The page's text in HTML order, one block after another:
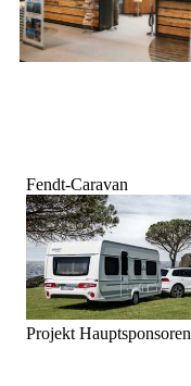
Fendt-Caravan
Projekt Hauptsponsoren